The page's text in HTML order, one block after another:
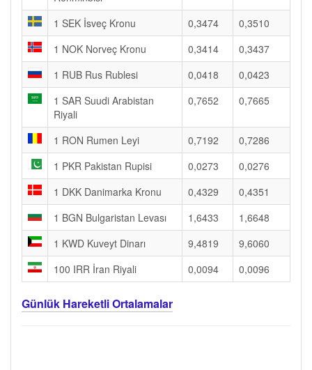
1 SEK İsveç Kronu 0,3474
0,3510
1 NOK Norveç Kronu
0,3414
0,3437
1 RUB Rus Rublesi
0,0418
0,0423
1 SAR Suudi Arabistan
Riyali
0,7652 0,7665
1 RON Rumen Leyi 0,7192
0,7286
1 PKR Pakistan Rupisi
0,0273
0,0276
1 DKK Danimarka Kronu
0,4329
0,4351
1 BGN Bulgaristan Levası
1,6433
1,6648
1 KWD Kuveyt Dinarı
9,4819
9,6060
100 IRR İran Riyali
0,0094 0,0096
Günlük Hareketli Ortalamalar